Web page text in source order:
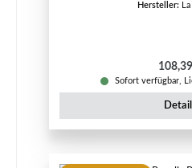
Hersteller:
Sofort verfügbar,